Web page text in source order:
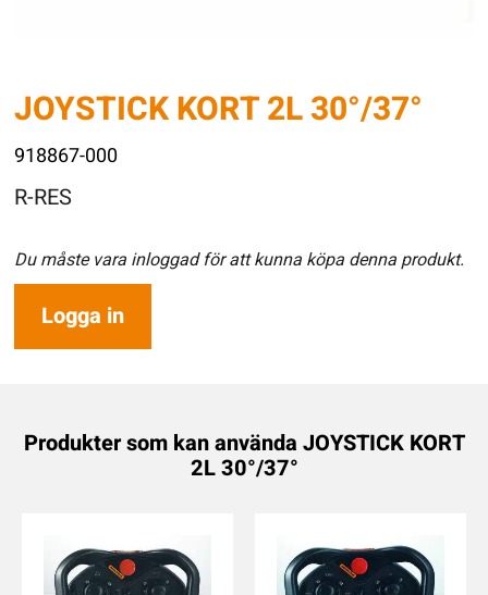
JOYSTICK KORT 2L 30°/37°
918867-000
R-RES
Du måste vara inloggad för att kunna köpa denna produkt.
Logga in
Produkter som kan använda JOYSTICK KORT
2L 30°/37°